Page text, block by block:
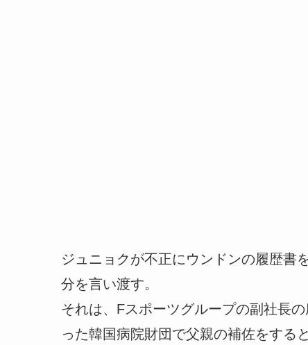
ジュニョクが不正にウンドンの履歴書
分を言い渡す。
それは、Fスポーツグループの副社長
った韓国病院財団で父親の補佐をする